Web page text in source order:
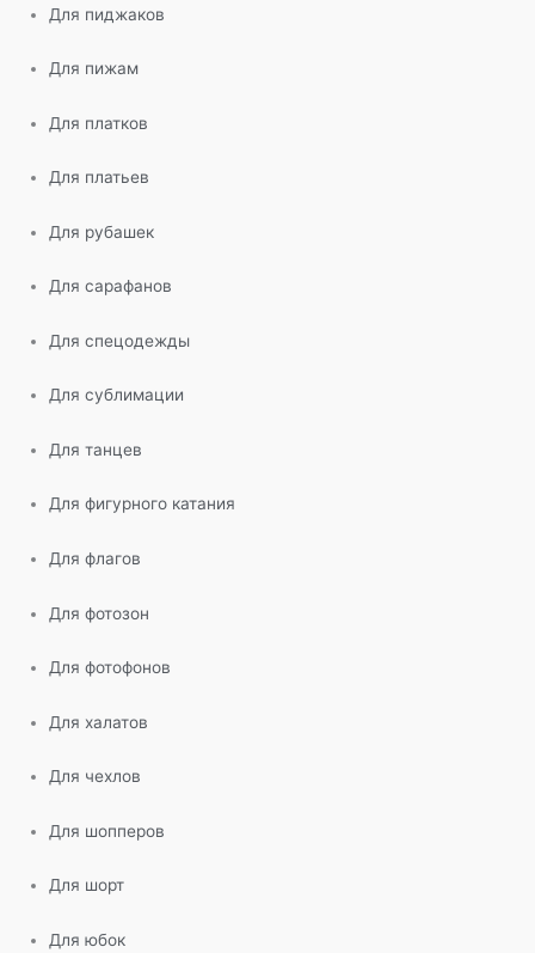
Для пиджаков
Для пижам
Для платков
Для платьев
Для рубашек
Для сарафанов
Для спецодежды
Для сублимации
Для танцев
Для фигурного катания
Для флагов
Для фотозон
Для фотофонов
Для халатов
Для чехлов
Для шопперов
Для шорт
Для юбок